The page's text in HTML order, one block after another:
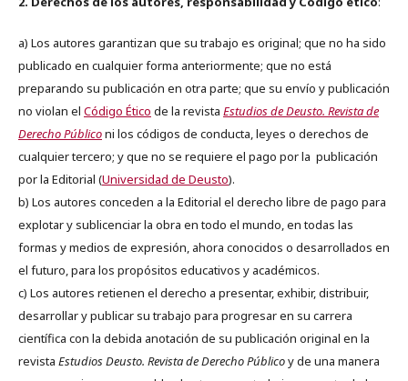
a) Los autores garantizan que su trabajo es original; que no ha sido
publicado en cualquier forma anteriormente; que no está
preparando su publicación en otra parte; que su envío y publicación
no violan el Código Ético de la revista Estudios de Deusto. Revista de
Derecho Públiconi los códigos de conducta, leyes o derechos de
cualquier tercero; y que no se requiere el pago por la publicación
por la Editorial (Universidad de Deusto).
b) Los autores conceden a la Editorial el derecho libre de pago para
explotar y sublicenciar la obra en todo el mundo, en todas las
formas y medios de expresión, ahora conocidos o desarrollados en
el futuro, para los propósitos educativos y académicos.
c) Los autores retienen el derecho a presentar, exhibir, distribuir,
desarrollar y publicar su trabajo para progresar en su carrera
científica con la debida anotación de su publicación original en la
revista Estudios Deusto. Revista de Derecho Públicoy de una manera